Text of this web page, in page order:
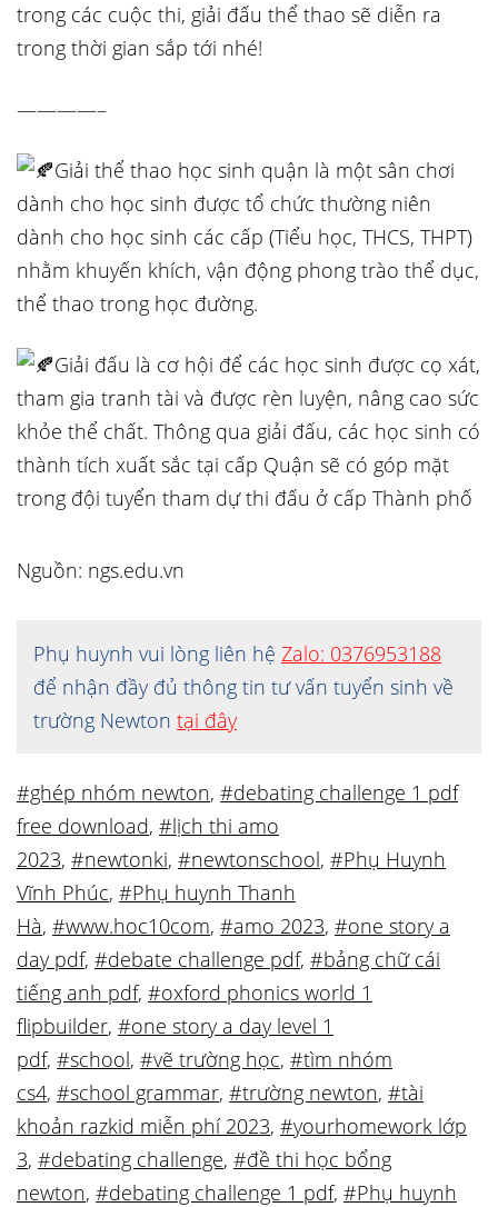
trong các cuộc thi, giải đấu thể thao sẽ diễn ra
trong thời gian sắp tới nhé!
————–
Giải thể thao học sinh quận là một sân chơi
dành cho học sinh được tổ chức thường niên
dành cho học sinh các cấp (Tiểu học, THCS, THPT)
nhằm khuyến khích, vận động phong trào thể dục,
thể thao trong học đường.
Giải đấu là cơ hội để các học sinh được cọ xát,
tham gia tranh tài và được rèn luyện, nâng cao sức
khỏe thể chất. Thông qua giải đấu, các học sinh có
thành tích xuất sắc tại cấp Quận sẽ có góp mặt
trong đội tuyển tham dự thi đấu ở cấp Thành phố
Nguồn: ngs.edu.vn
Phụ huynh vui lòng liên hệ Zalo: 0376953188
để nhận đầy đủ thông tin tư vấn tuyển sinh về
trường Newton tại đây
#ghép nhóm newton, #debating challenge 1 pdf
free download, #lịch thi amo
2023, #newtonki, #newtonschool, #Phụ Huynh
Vĩnh Phúc, #Phụ huynh Thanh
Hà, #www.hoc10com, #amo 2023, #one story a
day pdf, #debate challenge pdf, #bảng chữ cái
tiếng anh pdf, #oxford phonics world 1
flipbuilder, #one story a day level 1
pdf, #school, #vẽ trường học, #tìm nhóm
cs4, #school grammar, #trường newton, #tài
khoản razkid miễn phí 2023, #yourhomework lớp
3, #debating challenge, #đề thi học bổng
newton, #debating challenge 1 pdf, #Phụ huynh